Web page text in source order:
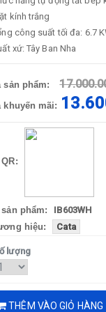
kính trắng
công suất tối đa: 6.7
xứ: Tây Ban Nha
sản phẩm:
khuyến mãi:
QR:
sản phẩm:
IB603WH
hiệu:
Cata
lượng
THÊM VÀO GIỎ HÀNG